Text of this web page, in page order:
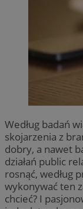
Według badań
skojarzenia z
dobry, a nawet
działań public
rosnąć, według
wykonywać ten
chcieć? I